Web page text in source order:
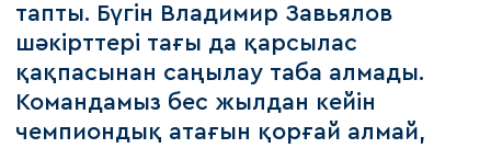
тапты. Бүгін Владимир Завьялов
шәкірттері тағы да қарсылас
қақпасынан саңылау таба алмады.
Командамыз бес жылдан кейін
чемпиондық атағын қорғай алмай,